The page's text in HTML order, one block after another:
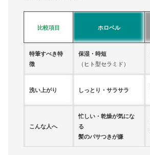
比較項目 ホロベル
特筆すべき特
徴
保湿・時短
（ヒト型セラミド）
洗い上がり しっとり・サラサラ
こんな人へ
忙しい・乾燥が気にな
る
髪のパサつきが嫌